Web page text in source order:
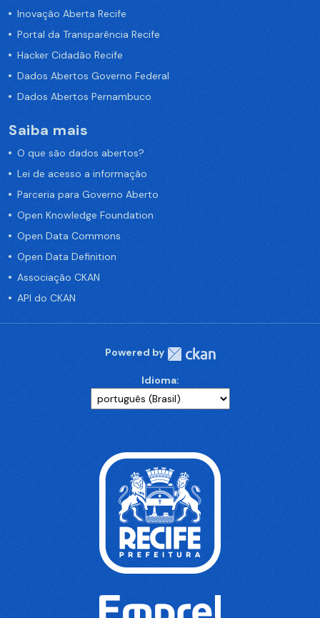
Inovação Aberta Recife
Portal da Transparência Recife
Hacker Cidadão Recife
Dados Abertos Governo Federal
Dados Abertos Pernambuco
Saiba mais
O que são dados abertos?
Lei de acesso a informação
Parceria para Governo Aberto
Open Knowledge Foundation
Open Data Commons
Open Data Definition
Associação CKAN
API do CKAN
Powered by
Idioma